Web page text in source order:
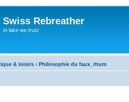
Swiss Rebreather
In lake we trust
& loisirs ‹ Philosophie du faux_rhum